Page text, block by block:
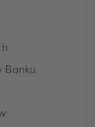
z
Banku